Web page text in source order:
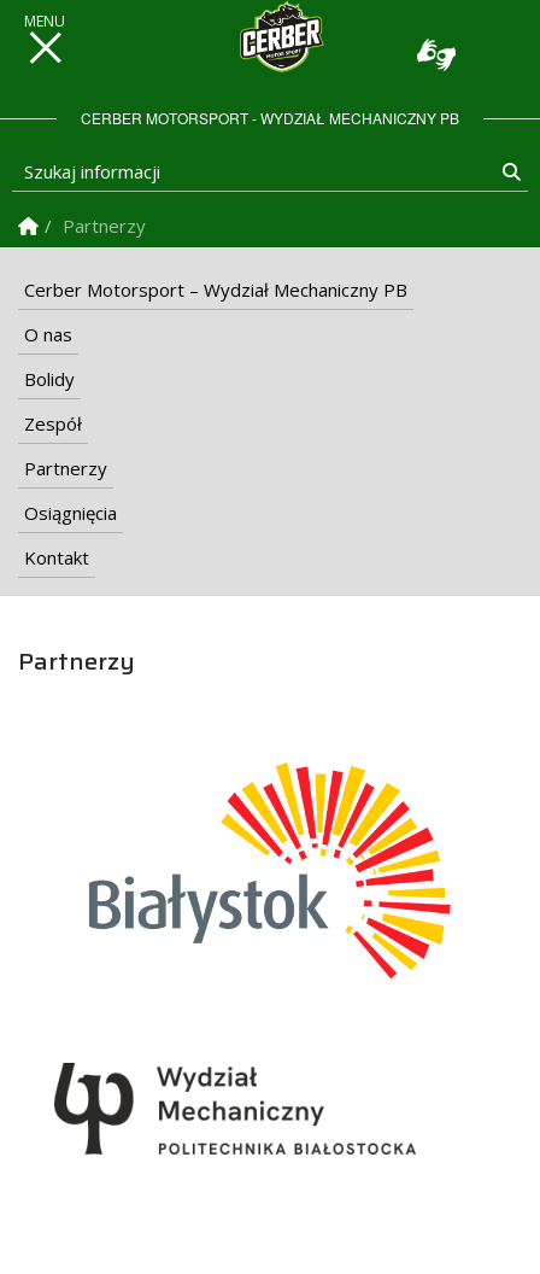
CERBER MOTORSPORT - WYDZIAŁ MECHANICZNY PB
Szukaj informacji
Strona Główna
Partnerzy
Cerber Motorsport – Wydział Mechaniczny PB
O nas
Bolidy
Zespół
Partnerzy
Osiągnięcia
Kontakt
Partnerzy